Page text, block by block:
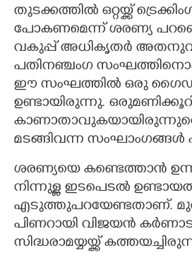
തുടക്കത്തിൽ ഒറ്റയ്ക്ക്
പോകണമെന്ന് ശരണ്യ
വകുപ്പ് അധികൃതർ
പതിനഞ്ചംഗ
ഈ സംഘത്തിൽ ഒരു
ഉണ്ടായിരുന്നു.
മടങ്ങിവന്ന
ശരണ്യയെ കണ്ടെത്താൻ
നിന്നുള്ള ഇടപെടൽ
എടുത്തുപറയേണ്ടതാണ്.
പിണറായി വിജയൻ
സിദ്ധരാമയ്യയ്ക്ക്